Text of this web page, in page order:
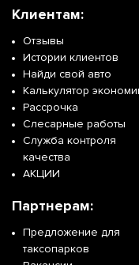
Клиентам:
Отзывы
Истории клиентов
Найди свой авто
Калькулятор
Рассрочка
Слесарные работы
Служба контроля
качества
АКЦИИ
Партнерам:
Предложение для
таксопарков